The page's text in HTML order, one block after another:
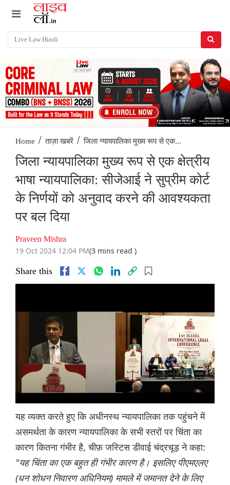
Home / ताज़ा खबरें / जिला न्यायपालिका मुख्य रूप से एक...
जिला न्यायपालिका मुख्य रूप से एक क्षेत्रीय
भाषा न्यायपालिका: सीजेआई ने सुप्रीम कोर्ट
के निर्णयों को अनुवाद करने की आवश्यकता
पर बल दिया
Praveen Mishra
19 Oct 2024 12:04 PM(3 mins read )
Share this
यह व्यक्त करते हुए कि अधीनस्थ न्यायपालिका तक पहुंचने में
असमर्थता के कारण न्यायपालिका के सभी स्तरों पर चिंता का
कारण कितना गंभीर है, चीफ़ जस्टिस डीवाई चंद्रचूड़ ने कहा:
"यह चिंता का एक बहुत ही गंभीर कारण है। इसलिए पीएमएलए
(धन शोधन निवारण अधिनियम) मामले में जमानत देने के लिए